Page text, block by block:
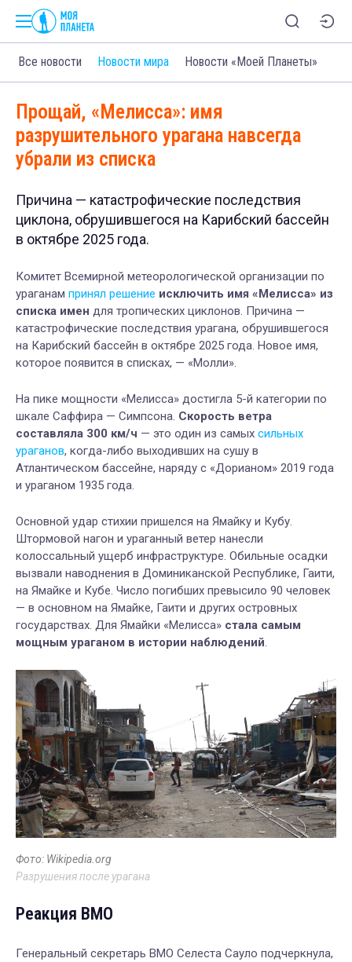
Все новости Новости мира Новости «Моей Планеты»
Прощай, «Мелисса»: имя
разрушительного урагана навсегда
убрали из списка
Причина — катастрофические последствия
циклона, обрушившегося на Карибский бассейн
в октябре 2025 года.
Комитет Всемирной метеорологической организации по
ураганам принял решение исключить имя «Мелисса» из
списка имен для тропических циклонов. Причина —
катастрофические последствия урагана, обрушившегося
на Карибский бассейн в октябре 2025 года. Новое имя,
которое появится в списках, — «Молли».
На пике мощности «Мелисса» достигла 5-й категории по
шкале Саффира — Симпсона. Скорость ветра
составляла 300 км/ч — это один из самых сильных
ураганов, когда-либо выходивших на сушу в
Атлантическом бассейне, наряду с «Дорианом» 2019 года
и ураганом 1935 года.
Основной удар стихии пришелся на Ямайку и Кубу.
Штормовой нагон и ураганный ветер нанесли
колоссальный ущерб инфраструктуре. Обильные осадки
вызвали наводнения в Доминиканской Республике, Гаити,
на Ямайке и Кубе. Число погибших превысило 90 человек
— в основном на Ямайке, Гаити и других островных
государствах. Для Ямайки «Мелисса» стала самым
мощным ураганом в истории наблюдений.
Фото: Wikipedia.org
Разрушения после урагана
Реакция ВМО
Генеральный секретарь ВМО Селеста Сауло подчеркнула,